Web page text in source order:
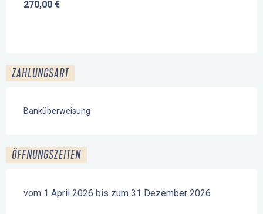
270,00 €
ZAHLUNGSART
Banküberweisung
ÖFFNUNGSZEITEN
vom 1 April 2026 bis zum 31 Dezember 2026